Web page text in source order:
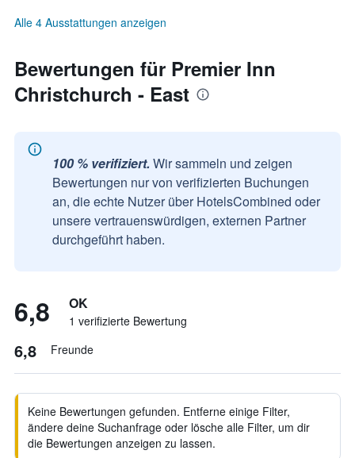
Alle 4 Ausstattungen anzeigen
Bewertungen für Premier Inn
Christchurch - East
100 % verifiziert. Wir sammeln und zeigen
Bewertungen nur von verifizierten Buchungen
an, die echte Nutzer über HotelsCombined oder
unsere vertrauenswürdigen, externen Partner
durchgeführt haben.
6,8 OK
1 verifizierte Bewertung
6,8 Freunde
Keine Bewertungen gefunden. Entferne einige Filter,
ändere deine Suchanfrage oder lösche alle Filter, um dir
die Bewertungen anzeigen zu lassen.